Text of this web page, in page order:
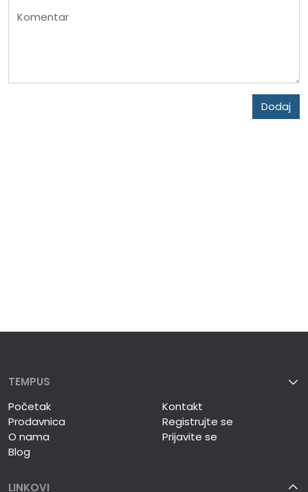
Komentar
Dodaj
TEMPUS
Početak
Prodavnica
O nama
Blog
Kontakt
Registrujte se
Prijavite se
LINKOVI